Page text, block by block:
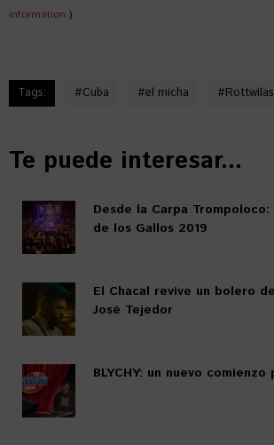
information )
Tags: #Cuba #el micha #Rottwilas
Te puede interesar...
Desde la Carpa
de los Gallos 2019
El Chacal revive un bolero
José Tejedor
BLYCHY: un nuevo